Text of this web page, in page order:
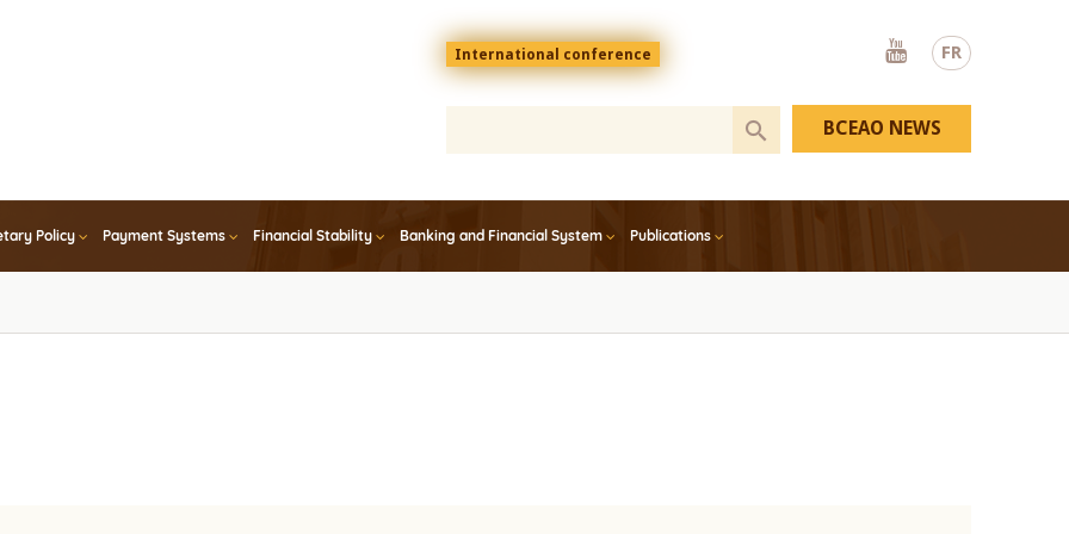
FR
Menu
top
En
International conference
Youtube
Policy Payment Systems Financial Stability Banking and Financial System Publications
BCEAO NEWS